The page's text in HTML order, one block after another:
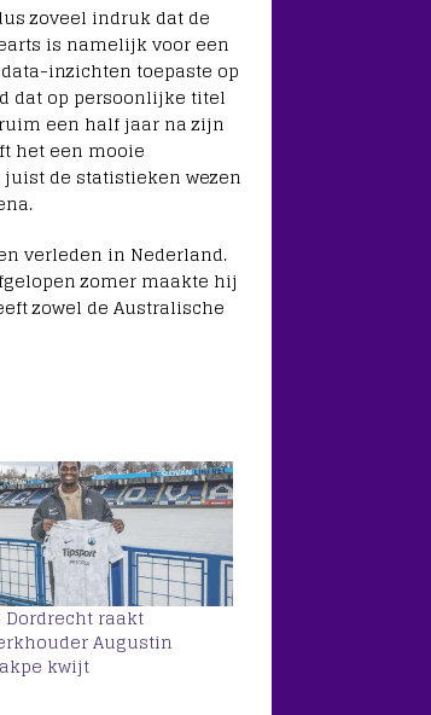
zoveel indruk dat de
is namelijk voor een
inzichten toepaste op
dat op persoonlijke titel
een half jaar na zijn
het een mooie
juist de statistieken wezen
verleden in Nederland.
zomer maakte hij
zowel de Australische
Dordrecht raakt
Augustin
kwijt